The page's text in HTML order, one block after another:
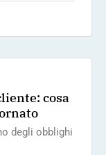
cosa
degli obblighi